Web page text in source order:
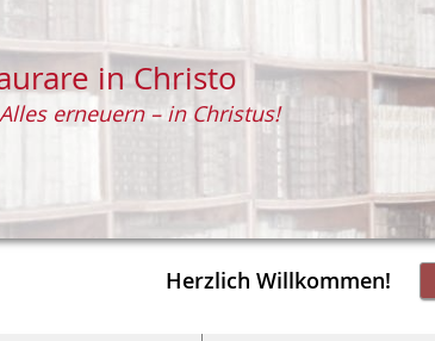
Herzlich Willkommen!
in Christo
Alles erneuern – in Christus!